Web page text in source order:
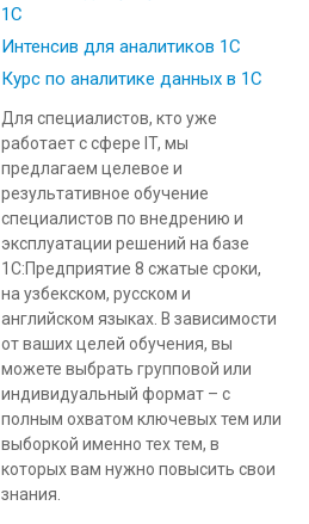
1С
Интенсив для аналитиков 1С
Курс по аналитике данных в 1С
Для специалистов, кто уже
работает с сфере IT, мы
предлагаем целевое и
результативное обучение
специалистов по внедрению и
эксплуатации решений на базе
1С:Предприятие 8 сжатые сроки,
на узбекском, русском и
английском языках. В зависимости
от ваших целей обучения, вы
можете выбрать групповой или
индивидуальный формат – с
полным охватом ключевых тем или
выборкой именно тех тем, в
которых вам нужно повысить свои
знания.